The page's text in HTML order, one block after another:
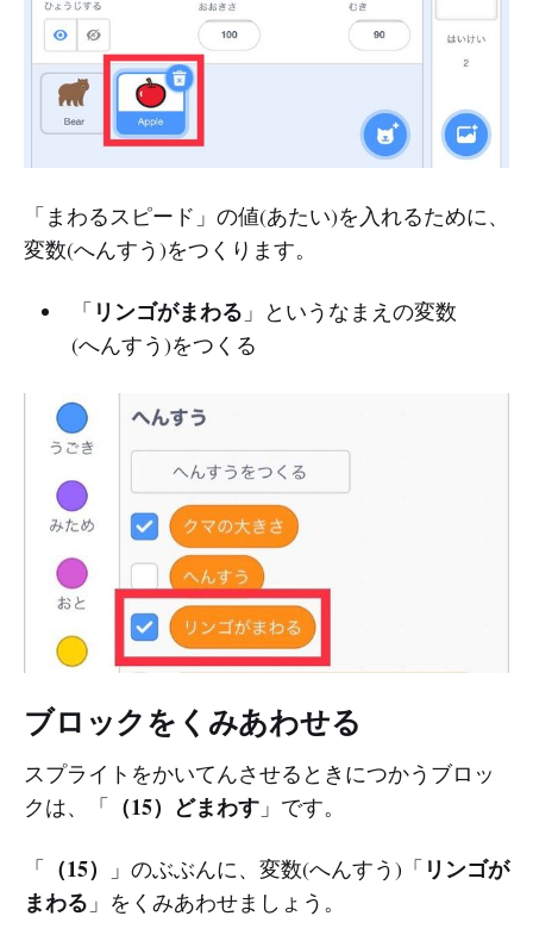
「まわるスピード」の値(あたい)を入れるために、
変数(へんすう)をつくります。
「 リンゴがまわる 」というなまえの変数
(へんすう)をつくる
ブロックをくみあわせる
スプライトをかいてんさせるときにつかうブロッ
クは、「 （15）どまわす 」です。
「 （15） 」のぶぶんに、変数(へんすう)「 リンゴが
まわる 」をくみあわせましょう。